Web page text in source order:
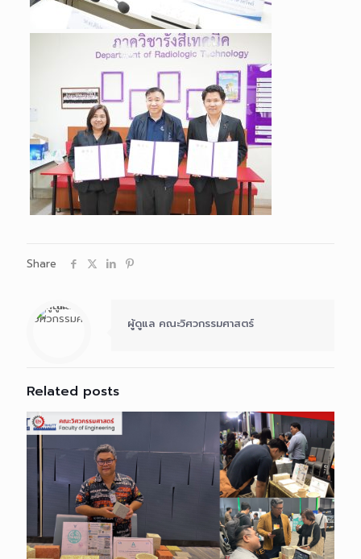
Share
ผู้ดูแล คณะวิศวกรรมศาสตร์
Related posts